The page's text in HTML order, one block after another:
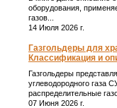
оборудования,
газов...
14 Июля 2026 г.
Газгольдеры для
Классификация и
Газгольдеры
углеводородного газа
распределительные
07 Июня 2026 г.